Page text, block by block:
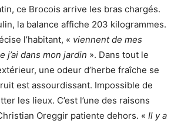
ce Brocois arrive les bras chargés.
la balance affiche 203 kilogrammes.
l’habitant, « viennent de mes
j’ai dans mon jardin ». Dans tout le
une odeur d’herbe fraîche se
est assourdissant. Impossible de
les lieux. C’est l’une des raisons
Oreggir patiente dehors. « Il y a